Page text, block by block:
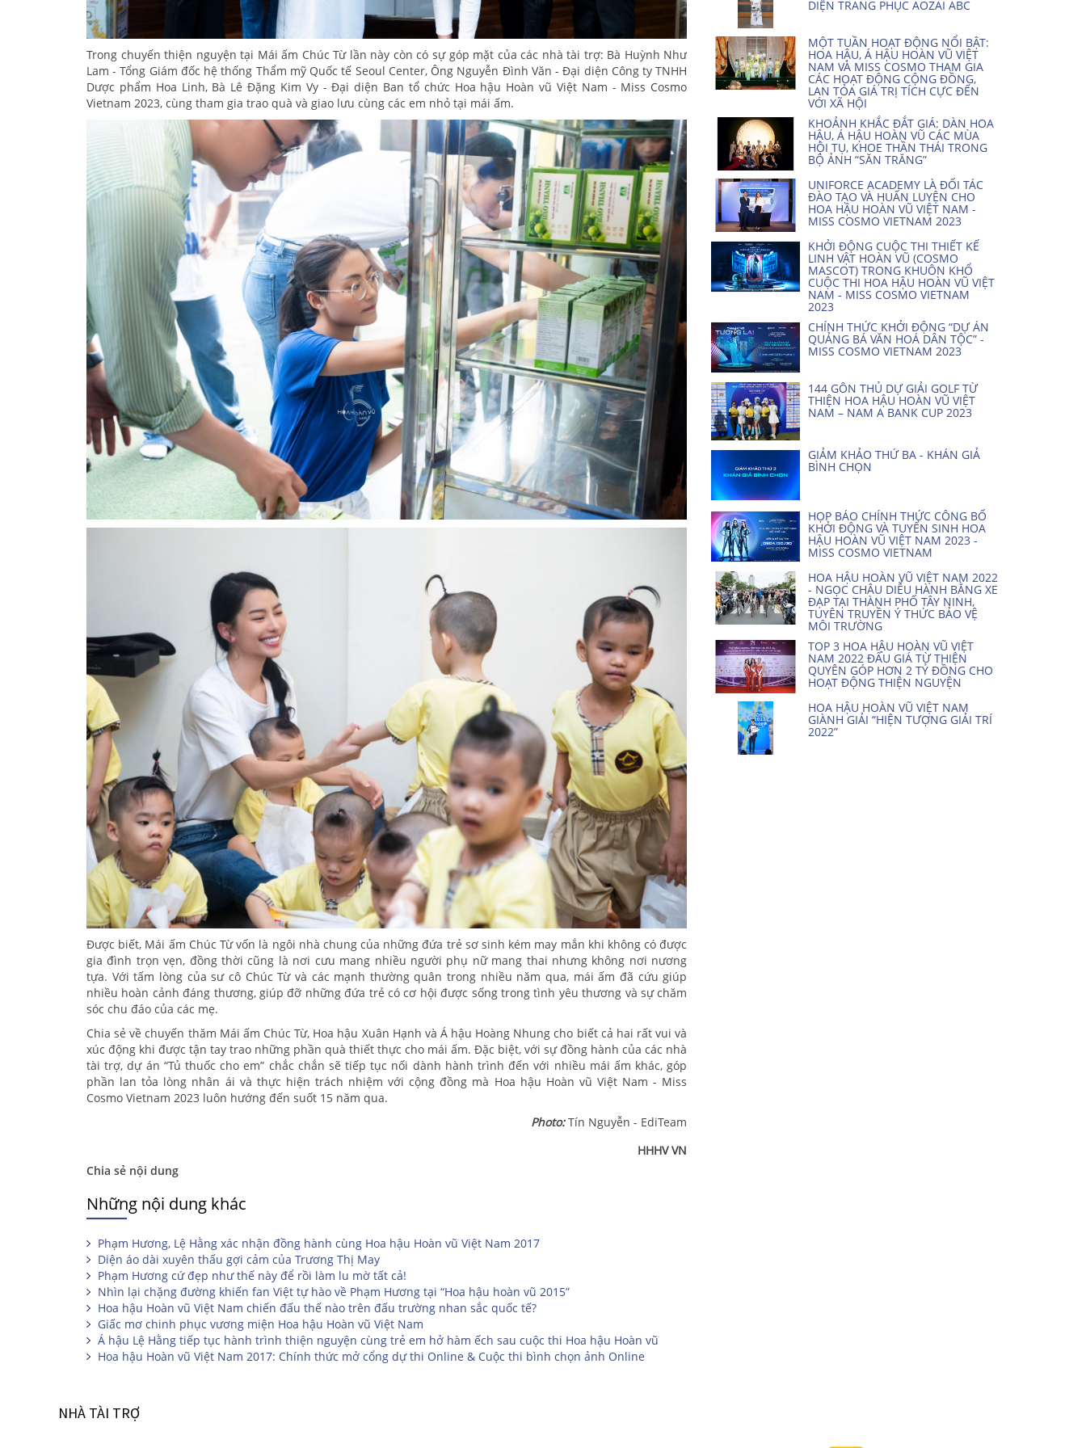
Trong chuyến thiện nguyện tại Mái ấm Chúc Từ lần này còn có sự góp mặt của các nhà tài trợ: Bà Huỳnh Như
Lam - Tổng Giám đốc hệ thống Thẩm mỹ Quốc tế Seoul Center, Ông Nguyễn Đình Văn - Đại diện Công ty TNHH
Dược phẩm Hoa Linh, Bà Lê Đặng Kim Vy - Đại diện Ban tổ chức Hoa hậu Hoàn vũ Việt Nam - Miss Cosmo
Vietnam 2023, cùng tham gia trao quà và giao lưu cùng các em nhỏ tại mái ấm.
Được biết, Mái ấm Chúc Từ vốn là ngôi nhà chung của những đứa trẻ sơ sinh kém may mắn khi không có được
gia đình trọn vẹn, đồng thời cũng là nơi cưu mang nhiều người phụ nữ mang thai nhưng không nơi nương
tựa. Với tấm lòng của sư cô Chúc Từ và các mạnh thường quân trong nhiều năm qua, mái ấm đã cứu giúp
nhiều hoàn cảnh đáng thương, giúp đỡ những đứa trẻ có cơ hội được sống trong tình yêu thương và sự chăm
sóc chu đáo của các mẹ.
Chia sẻ về chuyến thăm Mái ấm Chúc Từ, Hoa hậu Xuân Hạnh và Á hậu Hoàng Nhung cho biết cả hai rất vui và
xúc động khi được tận tay trao những phần quà thiết thực cho mái ấm. Đặc biệt, với sự đồng hành của các nhà
tài trợ, dự án “Tủ thuốc cho em” chắc chắn sẽ tiếp tục nối dành hành trình đến với nhiều mái ấm khác, góp
phần lan tỏa lòng nhân ái và thực hiện trách nhiệm với cộng đồng mà Hoa hậu Hoàn vũ Việt Nam - Miss
Cosmo Vietnam 2023 luôn hướng đến suốt 15 năm qua.
Photo:Tín Nguyễn - EdiTeam
HHHV VN
Chia sẻ nội dung
Những nội dung khác
Phạm Hương, Lệ Hằng xác nhận đồng hành cùng Hoa hậu Hoàn vũ Việt Nam 2017
Diện áo dài xuyên thấu gợi cảm của Trương Thị May
Phạm Hương cứ đẹp như thế này để rồi làm lu mờ tất cả!
Nhìn lại chặng đường khiến fan Việt tự hào về Phạm Hương tại “Hoa hậu hoàn vũ 2015”
Hoa hậu Hoàn vũ Việt Nam chiến đấu thế nào trên đấu trường nhan sắc quốc tế?
Giấc mơ chinh phục vương miện Hoa hậu Hoàn vũ Việt Nam
Á hậu Lệ Hằng tiếp tục hành trình thiện nguyện cùng trẻ em hở hàm ếch sau cuộc thi Hoa hậu Hoàn vũ
Hoa hậu Hoàn vũ Việt Nam 2017: Chính thức mở cổng dự thi Online & Cuộc thi bình chọn ảnh Online
DIỆN TRANG PHỤC AOZAI ABC
MỘT TUẦN HOẠT ĐỘNG NỔI BẬT:
HOA HẬU, Á HẬU HOÀN VŨ VIỆT
NAM VÀ MISS COSMO THAM GIA
CÁC HOẠT ĐỘNG CỘNG ĐỒNG,
LAN TỎA GIÁ TRỊ TÍCH CỰC ĐẾN
VỚI XÃ HỘI
KHOẢNH KHẮC ĐẮT GIÁ: DÀN HOA
HẬU, Á HẬU HOÀN VŨ CÁC MÙA
HỘI TỤ, KHOE THẦN THÁI TRONG
BỘ ẢNH “SĂN TRĂNG”
UNIFORCE ACADEMY LÀ ĐỐI TÁC
ĐÀO TẠO VÀ HUẤN LUYỆN CHO
HOA HẬU HOÀN VŨ VIỆT NAM -
MISS COSMO VIETNAM 2023
KHỞI ĐỘNG CUỘC THI THIẾT KẾ
LINH VẬT HOÀN VŨ (COSMO
MASCOT) TRONG KHUÔN KHỔ
CUỘC THI HOA HẬU HOÀN VŨ VIỆT
NAM - MISS COSMO VIETNAM
2023
CHÍNH THỨC KHỞI ĐỘNG “DỰ ÁN
QUẢNG BÁ VĂN HOÁ DÂN TỘC” -
MISS COSMO VIETNAM 2023
144 GÔN THỦ DỰ GIẢI GOLF TỪ
THIỆN HOA HẬU HOÀN VŨ VIỆT
NAM – NAM A BANK CUP 2023
GIẢM KHẢO THỨ BA - KHÁN GIẢ
BÌNH CHỌN
HỌP BÁO CHÍNH THỨC CÔNG BỐ
KHỞI ĐỘNG VÀ TUYỂN SINH HOA
HẬU HOÀN VŨ VIỆT NAM 2023 -
MISS COSMO VIETNAM
HOA HẬU HOÀN VŨ VIỆT NAM 2022
- NGỌC CHÂU DIỄU HÀNH BẰNG XE
ĐẠP TẠI THÀNH PHỐ TÂY NINH,
TUYÊN TRUYỀN Ý THỨC BẢO VỆ
MÔI TRƯỜNG
TOP 3 HOA HẬU HOÀN VŨ VIỆT
NAM 2022 ĐẤU GIÁ TỪ THIỆN
QUYÊN GÓP HƠN 2 TỶ ĐỒNG CHO
HOẠT ĐỘNG THIỆN NGUYỆN
HOA HẬU HOÀN VŨ VIỆT NAM
GIÀNH GIẢI “HIỆN TƯỢNG GIẢI TRÍ
2022”
NHÀ TÀI TRỢ